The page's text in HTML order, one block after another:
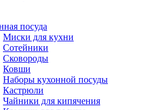
посуда
Миски для кухни
Сотейники
Сковороды
Ковши
Наборы кухонной посуды
Кастрюли
Чайники для кипячения